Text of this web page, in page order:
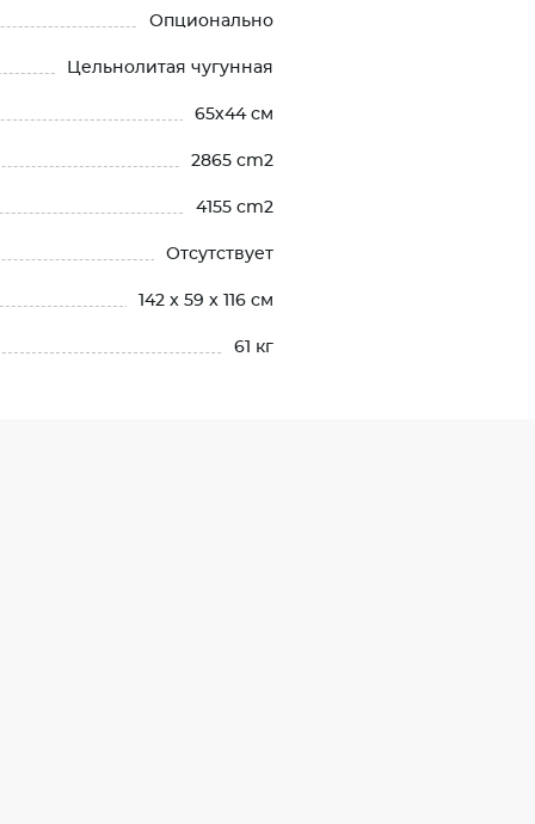
Опционально
Цельнолитая чугунная
65х44 см
2865 cm2
4155 cm2
Отсутствует
142 x 59 x 116 см
61 кг